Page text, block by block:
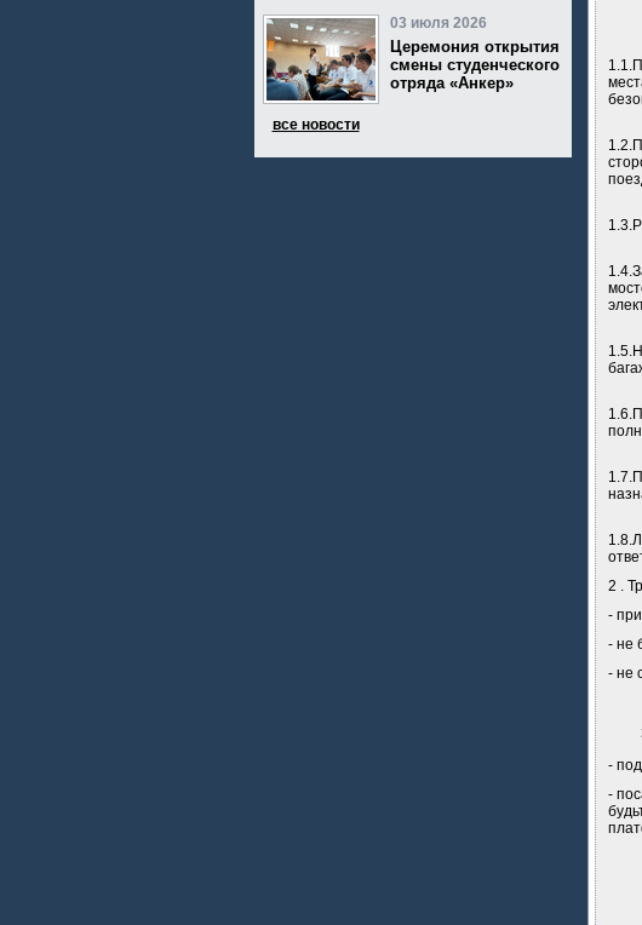
03 июля 2026
Церемония открытия
смены студенческого
отряда «Анкер»
все новости
2 .
-
- не
- не
-
-